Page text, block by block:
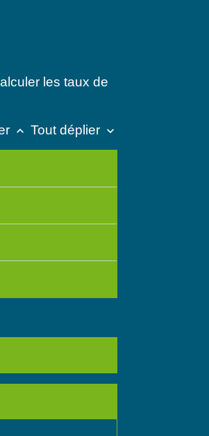
les taux de
keyboard_arrow_up Tout déplier keyboard_arrow_down